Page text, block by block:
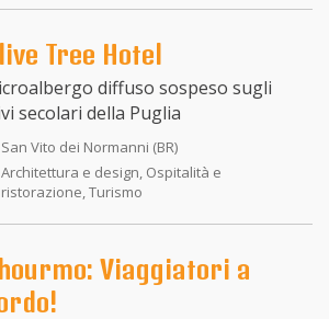
Tree Hotel
diffuso sospeso sugli
secolari della Puglia
San Vito dei Normanni (BR)
Architettura e design, Ospitalità e
ristorazione, Turismo
Viaggiatori a